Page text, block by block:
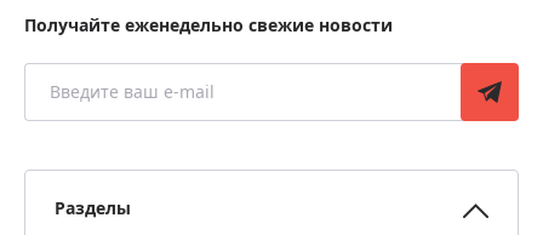
Получайте еженедельно свежие новости
Разделы